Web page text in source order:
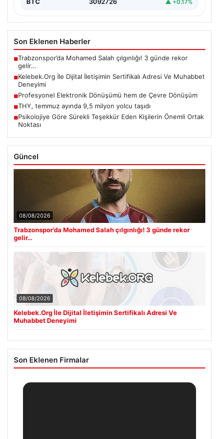
▲ +0.17%
Son Eklenen Haberler
■Trabzonspor’da Mohamed Salah çılgınlığı! 3 günde rekor
gelir…
■Kelebek.Org İle Dijital İletişimin Sertifikalı Adresi Ve Muhabbet
Deneyimi
■Profesyonel Elektronik Dönüşümü hem de Çevre Dönüşüm
■THY, temmuz ayında 9,5 milyon yolcu taşıdı
■Psikolojiye Göre Sürekli Teşekkür Eden Kişilerin Önemli Ortak
Noktası
Güncel
08/08/2026
Trabzonspor’da Mohamed Salah çılgınlığı! 3 günde rekor
gelir…
08/08/2026
Kelebek.Org İle Dijital İletişimin Sertifikalı Adresi Ve
Muhabbet Deneyimi
Son Eklenen Firmalar